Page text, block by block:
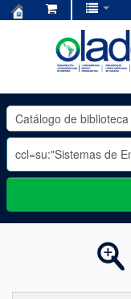
OLADE
-